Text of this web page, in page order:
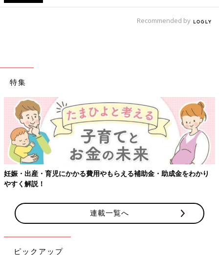
Recommended by
特集
妊娠・出産・育児にかかる費用やもらえる補助金・助成金をわかり
やすく解説！
連載一覧へ
ピックアップ